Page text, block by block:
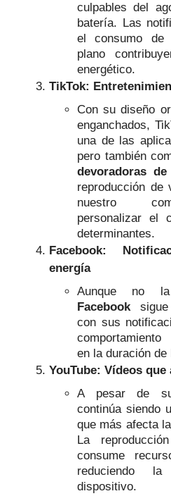
culpables del
batería. Las
el consumo de
plano
energético.
TikTok:
Con su diseño
enganchados,
una de las
pero también
devoradoras
reproducción
nuestro
personalizar el
determinantes.
Facebook:
energía
Aunque no la
Facebooksigue
con sus
en la duración
YouTube: Vídeos
A pesar de
continúa siendo
que más afecta
La
consume
reduciendo
dispositivo.